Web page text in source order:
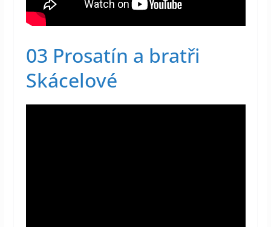
03 Prosatín a bratři
Skácelové